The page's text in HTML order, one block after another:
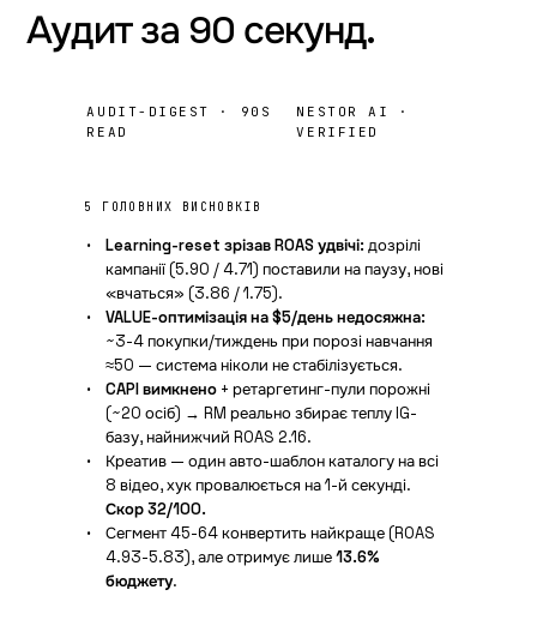
Аудит за 90 секунд.
AUDIT-DIGEST · 90S
READ
NESTOR AI ·
VERIFIED
5 ГОЛОВНИХ ВИСНОВКІВ
Learning-reset зрізав ROAS удвічі: дозрілі
кампанії (5.90 / 4.71) поставили на паузу, нові
«вчаться» (3.86 / 1.75).
VALUE-оптимізація на $5/день недосяжна:
~3-4 покупки/тиждень при порозі навчання
≈50 — система ніколи не стабілізується.
CAPI вимкнено + ретаргетинг-пули порожні
(~20 осіб) → RM реально збирає теплу IG-
базу, найнижчий ROAS 2.16.
Креатив — один авто-шаблон каталогу на всі
8 відео, хук провалюється на 1-й секунді.
Скор 32/100.
Сегмент 45-64 конвертить найкраще (ROAS
4.93-5.83), але отримує лише13.6%
бюджету.